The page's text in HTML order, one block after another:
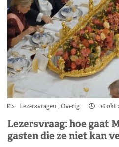
Lezersvragen Overig 16 okt
Lezersvraag: hoe gaat
gasten die ze niet kan